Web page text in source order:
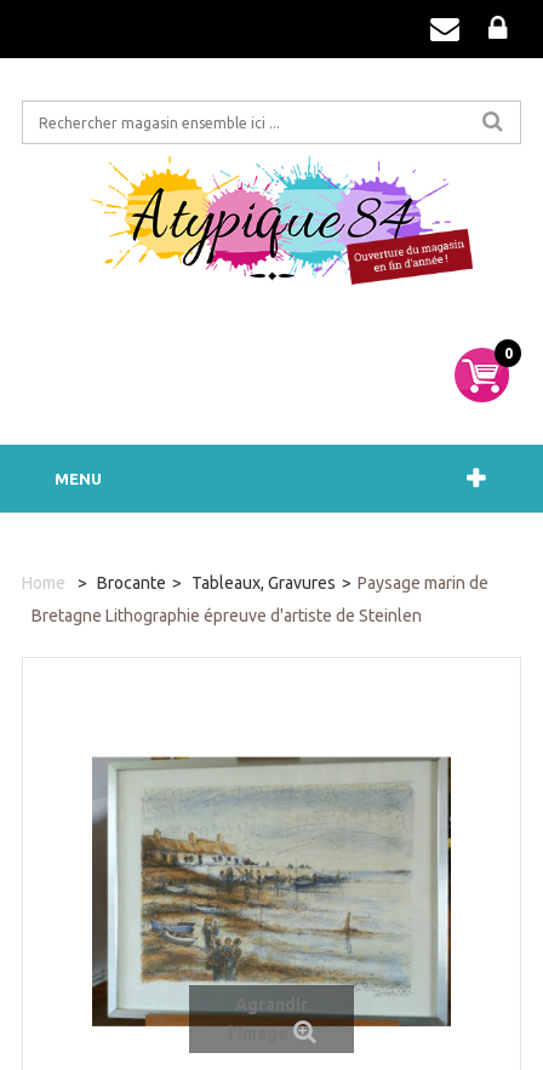
0
MENU
Home > Brocante > Tableaux, Gravures > Paysage marin de
Bretagne Lithographie épreuve d'artiste de Steinlen
Agrandir